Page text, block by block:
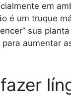
em
é um truque
sua
aumentar